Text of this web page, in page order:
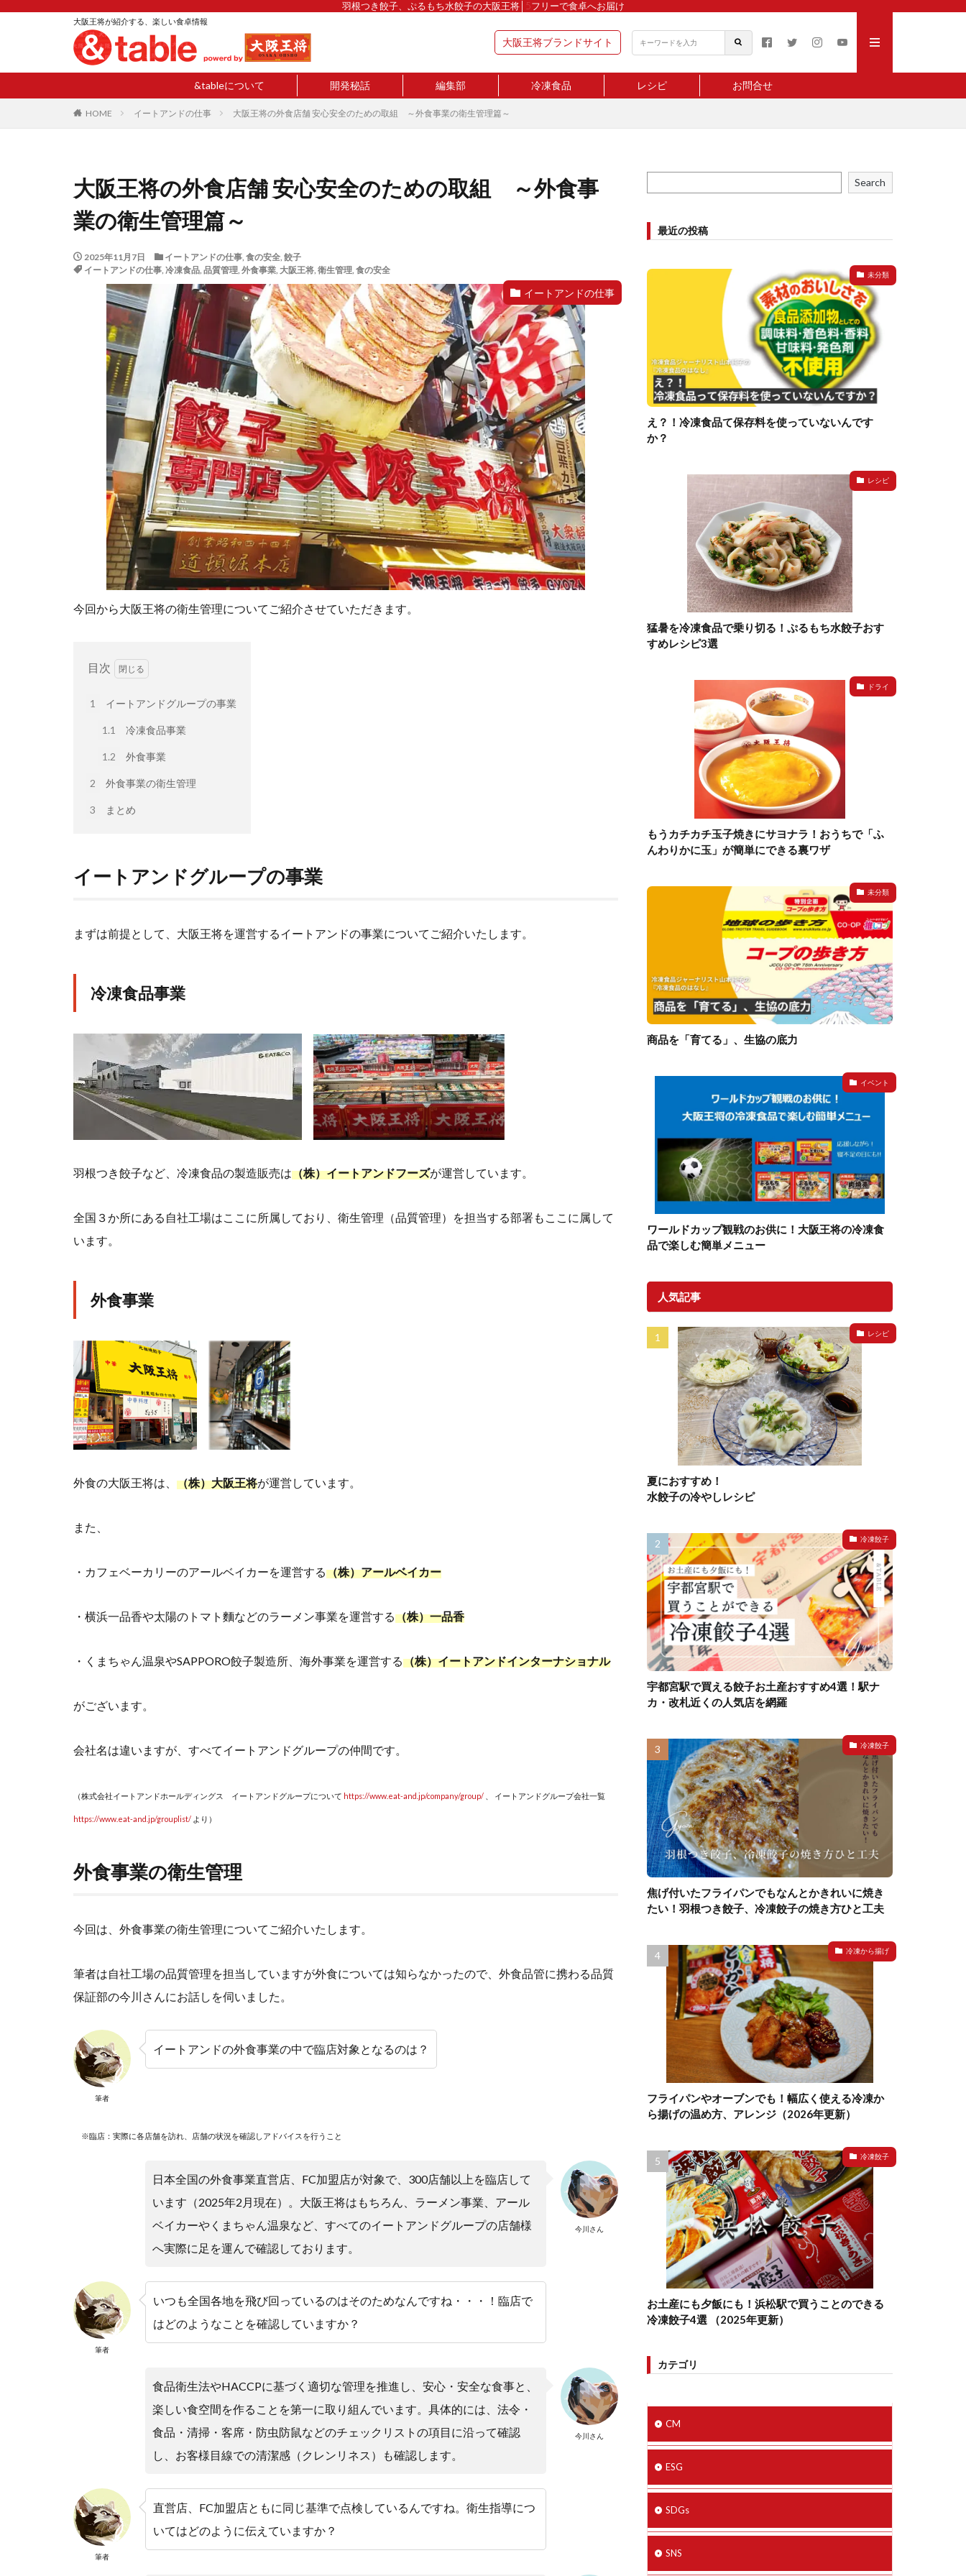
羽根つき餃子、ぷるもち水餃子の大阪王将│5フリーで食卓へお届け
大阪王将が紹介する、楽しい食卓情報
大阪王将ブランドサイト
&tableについて 開発秘話 編集部 冷凍食品 レシピ お問合せ
HOME イートアンドの仕事 大阪王将の外食店舗 安心安全のための取組 ～外食事業の衛生管理篇～
大阪王将の外食店舗 安心安全のための取組 ～外食事
業の衛生管理篇～
2025年11月7日 イートアンドの仕事, 食の安全, 餃子
イートアンドの仕事, 冷凍食品, 品質管理, 外食事業, 大阪王将, 衛生管理, 食の安全
イートアンドの仕事
今回から大阪王将の衛生管理についてご紹介させていただきます。
目次
1 イートアンドグループの事業
1.1 冷凍食品事業
1.2 外食事業
2 外食事業の衛生管理
3 まとめ
イートアンドグループの事業
まずは前提として、大阪王将を運営するイートアンドの事業についてご紹介いたします。
冷凍食品事業
羽根つき餃子など、冷凍食品の製造販売は（株）イートアンドフーズが運営しています。
全国３か所にある自社工場はここに所属しており、衛生管理（品質管理）を担当する部署もここに属して
います。
外食事業
外食の大阪王将は、 （株）大阪王将が運営しています。
また、
・カフェベーカリーのアールベイカーを運営する（株）アールベイカー
・横浜一品香や太陽のトマト麵などのラーメン事業を運営する（株）一品香
・くまちゃん温泉やSAPPORO餃子製造所、海外事業を運営する（株）イートアンドインターナショナル
がございます。
会社名は違いますが、すべてイートアンドグループの仲間です。
（株式会社イートアンドホールディングス イートアンドグループについて https://www.eat-and.jp/company/group/ 、 イートアンドグループ会社一覧
https://www.eat-and.jp/grouplist/ より）
外食事業の衛生管理
今回は、外食事業の衛生管理についてご紹介いたします。
筆者は自社工場の品質管理を担当していますが外食については知らなかったので、外食品管に携わる品質
保証部の今川さんにお話しを伺いました。
筆者
イートアンドの外食事業の中で臨店対象となるのは？
※臨店：実際に各店舗を訪れ、店舗の状況を確認しアドバイスを行うこと
今川さん
日本全国の外食事業直営店、FC加盟店が対象で、300店舗以上を臨店して
います（2025年2月現在）。大阪王将はもちろん、ラーメン事業、アール
ベイカーやくまちゃん温泉など、すべてのイートアンドグループの店舗様
へ実際に足を運んで確認しております。
筆者
いつも全国各地を飛び回っているのはそのためなんですね・・・！臨店で
はどのようなことを確認していますか？
今川さん
食品衛生法やHACCPに基づく適切な管理を推進し、安心・安全な食事と、
楽しい食空間を作ることを第一に取り組んでいます。具体的には、法令・
食品・清掃・客席・防虫防鼠などのチェックリストの項目に沿って確認
し、お客様目線での清潔感（クレンリネス）も確認します。
筆者
直営店、FC加盟店ともに同じ基準で点検しているんですね。衛生指導につ
いてはどのように伝えていますか？
Search
最近の投稿
未分類
え？！冷凍食品て保存料を使っていないんです
か？
レシピ
猛暑を冷凍食品で乗り切る！ぷるもち水餃子おす
すめレシピ3選
ドライ
もうカチカチ玉子焼きにサヨナラ！おうちで「ふ
んわりかに玉」が簡単にできる裏ワザ
未分類
商品を「育てる」、生協の底力
イベント
ワールドカップ観戦のお供に！大阪王将の冷凍食
品で楽しむ簡単メニュー
人気記事
レシピ
夏におすすめ！
水餃子の冷やしレシピ
冷凍餃子
宇都宮駅で買える餃子お土産おすすめ4選！駅ナ
カ・改札近くの人気店を網羅
冷凍餃子
焦げ付いたフライパンでもなんとかきれいに焼き
たい！羽根つき餃子、冷凍餃子の焼き方ひと工夫
冷凍から揚げ
フライパンやオーブンでも！幅広く使える冷凍か
ら揚げの温め方、アレンジ（2026年更新）
冷凍餃子
お土産にも夕飯にも！浜松駅で買うことのできる
冷凍餃子4選 （2025年更新）
カテゴリ
CM
ESG
SDGs
SNS